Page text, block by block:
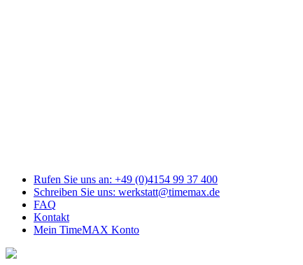
Rufen Sie uns an: +49 (0)4154 99 37 400
Schreiben Sie uns: werkstatt@timemax.de
FAQ
Kontakt
Mein TimeMAX Konto